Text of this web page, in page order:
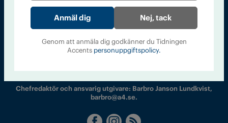
Tidningen Accent, A4, Bondegatan 21, 116 33 Stockholm
accent@iogt.se
Chefredaktör och ansvarig utgivare: Barbro Janson Lundkvist,
barbro@a4.se.
Nej, tack
Genom att anmäla dig godkänner du Tidningen
Accents personuppgiftspolicy.